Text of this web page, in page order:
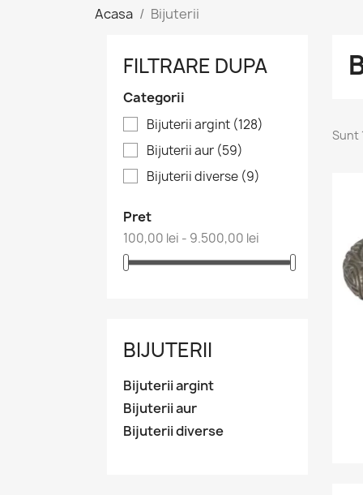
Acasa Bijuterii
FILTRARE DUPA
Categorii
Bijuterii argint (128)
Bijuterii aur (59)
Bijuterii diverse (9)
Pret
100,00 lei - 9.500,00 lei
BIJUTERII
Bijuterii argint
Bijuterii aur
Bijuterii diverse
Sunt